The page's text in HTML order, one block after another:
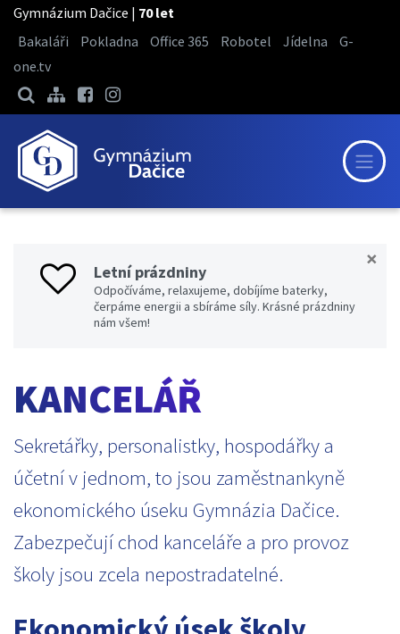
Gymnázium Dačice | 70 let
Bakaláři
Pokladna Office 365 Robotel Jídelna
G-
one.tv
×
Letní prázdniny
Odpočíváme, relaxujeme, dobíjíme baterky,
čerpáme energii a sbíráme síly. Krásné prázdniny
nám všem!
KANCELÁŘ
Sekretářky, personalistky, hospodářky a
účetní v jednom, to jsou zaměstnankyně
ekonomického úseku Gymnázia Dačice.
Zabezpečují chod kanceláře a pro provoz
školy jsou zcela nepostradatelné.